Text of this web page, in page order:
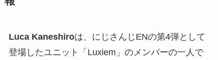
Luca Kaneshiroは、にじさんじENの第4弾として
登場したユニット「Luxiem」のメンバーの一人で